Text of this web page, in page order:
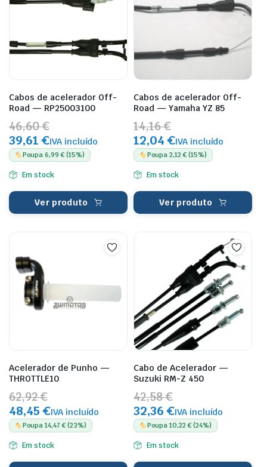
Cabos de acelerador Off-
Road — RP25003100
46,60 €
39,61 €IVA incluído
Poupa 6,99 € (15%)
Em stock
Ver produto
Cabos de acelerador Off-
Road — Yamaha YZ 85
14,16 €
12,04 €IVA incluído
Poupa 2,12 € (15%)
Em stock
Ver produto
Acelerador de Punho —
THROTTLE10
62,92 €
48,45 €IVA incluído
Poupa 14,47 € (23%)
Em stock
Cabo de Acelerador —
Suzuki RM-Z 450
42,58 €
32,36 €IVA incluído
Poupa 10,22 € (24%)
Em stock